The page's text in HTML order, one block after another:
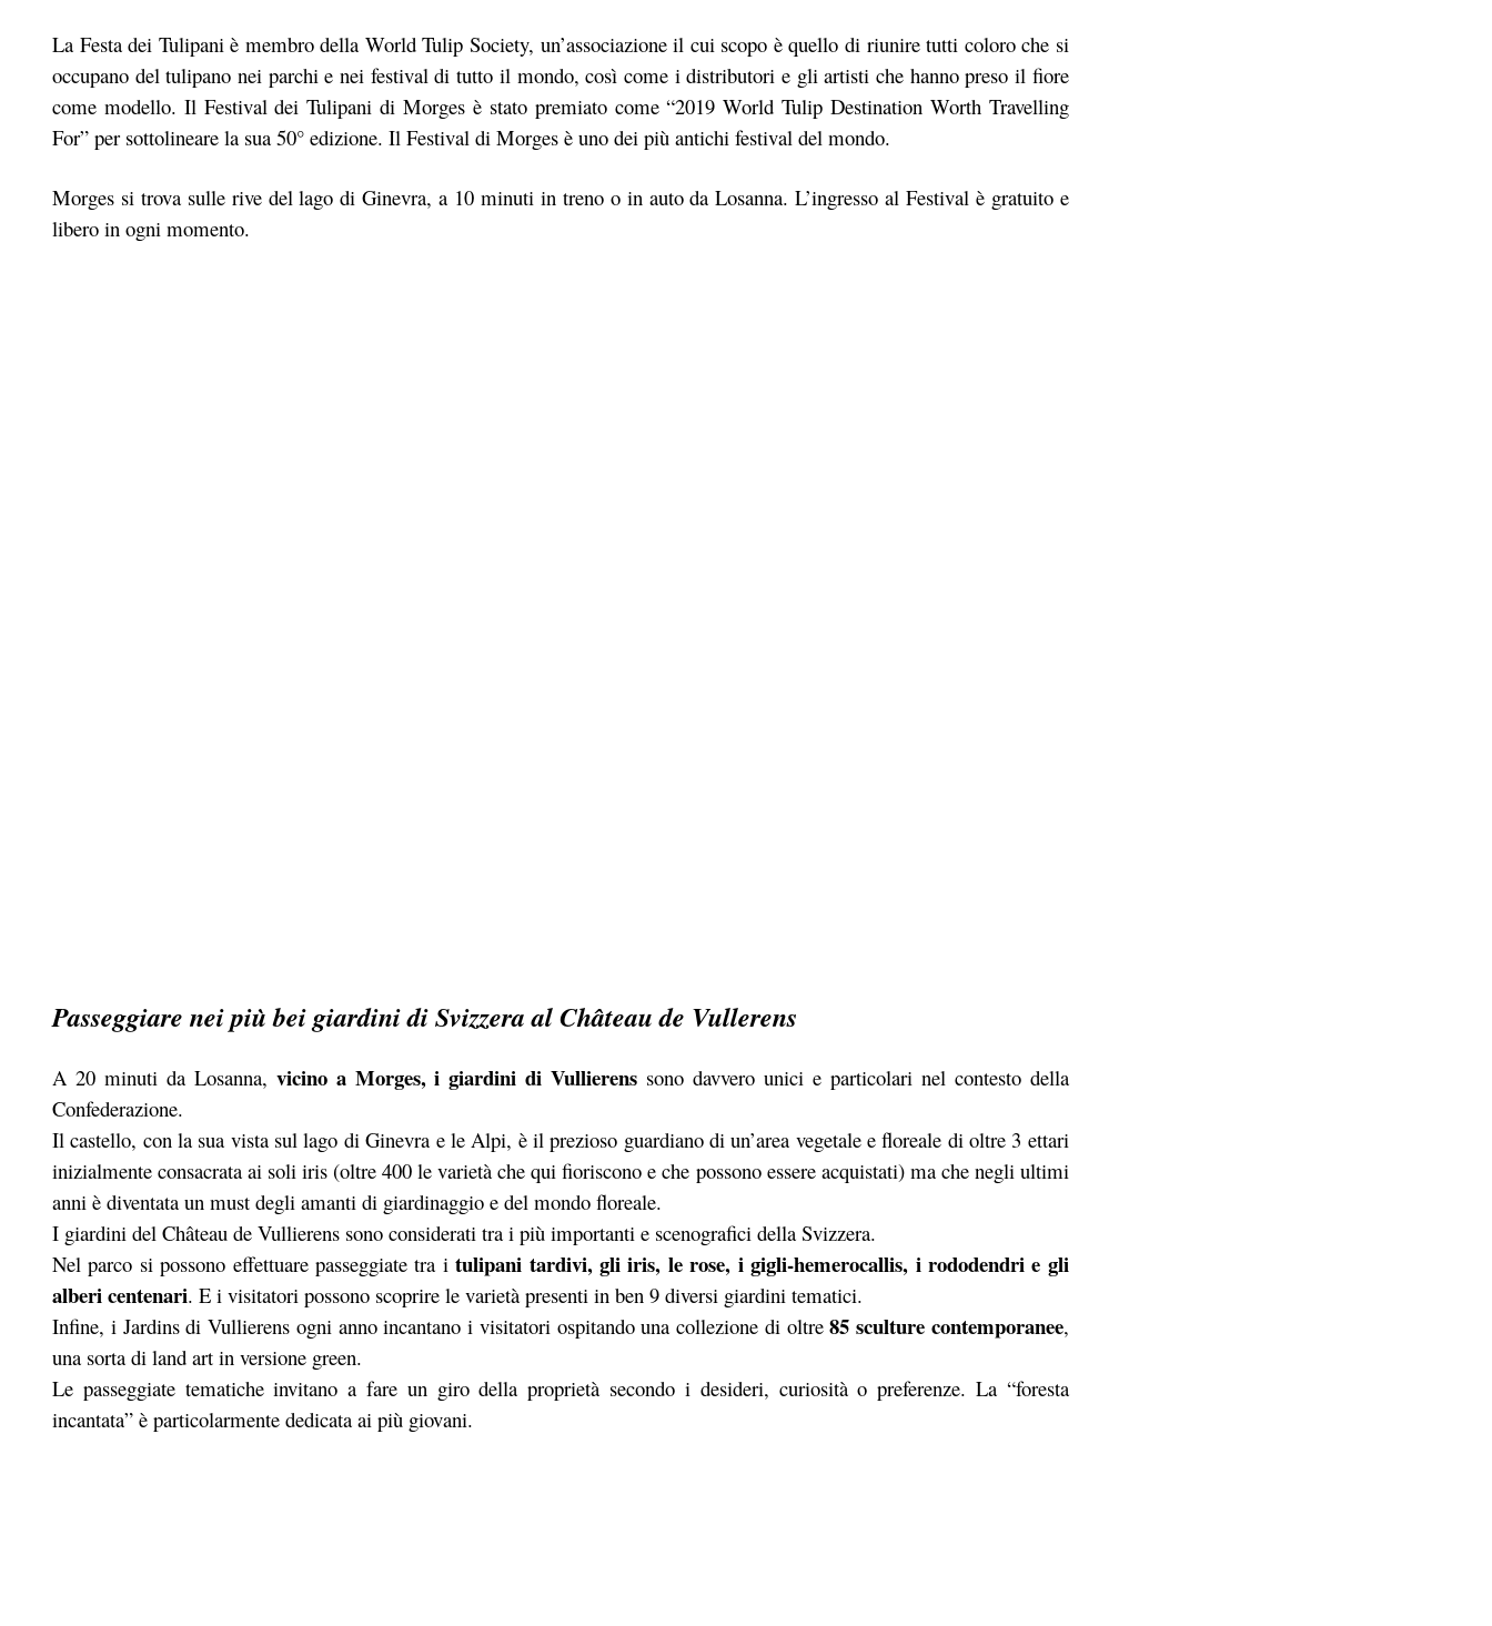
La Festa dei Tulipani è membro della World Tulip Society, un’associazione il cui scopo è quello di riunire tutti coloro che si
occupano del tulipano nei parchi e nei festival di tutto il mondo, così come i distributori e gli artisti che hanno preso il fiore
come modello. Il Festival dei Tulipani di Morges è stato premiato come “2019 World Tulip Destination Worth Travelling
For” per sottolineare la sua 50° edizione. Il Festival di Morges è uno dei più antichi festival del mondo.
Morges si trova sulle rive del lago di Ginevra, a 10 minuti in treno o in auto da Losanna. L’ingresso al Festival è gratuito e
libero in ogni momento.
Passeggiare nei più bei giardini di Svizzera al Château de Vullerens
A 20 minuti da Losanna, vicino a Morges, i giardini di Vullierens sono davvero unici e particolari nel contesto della
Confederazione.
Il castello, con la sua vista sul lago di Ginevra e le Alpi, è il prezioso guardiano di un’area vegetale e floreale di oltre 3 ettari
inizialmente consacrata ai soli iris (oltre 400 le varietà che qui fioriscono e che possono essere acquistati) ma che negli ultimi
anni è diventata un must degli amanti di giardinaggio e del mondo floreale.
I giardini del Château de Vullierens sono considerati tra i più importanti e scenografici della Svizzera.
Nel parco si possono effettuare passeggiate tra itulipani tardivi, gli iris, le rose, i gigli-hemerocallis, i rododendri e gli
alberi centenari. E i visitatori possono scoprire le varietà presenti in ben 9 diversi giardini tematici.
Infine, i Jardins di Vullierens ogni anno incantano i visitatori ospitando una collezione di oltre85 sculture contemporanee,
una sorta di land art in versione green.
Le passeggiate tematiche invitano a fare un giro della proprietà secondo i desideri, curiosità o preferenze. La “foresta
incantata” è particolarmente dedicata ai più giovani.